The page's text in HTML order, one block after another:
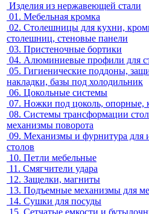
Изделия из нержавеющей стали
01. Мебельная кромка
02. Столешницы для кухни,
столешниц, стеновые панели
03. Пристеночные бортики
04. Алюминиевые профили для
05. Гигиенические поддоны,
накладки, базы под холодильник
06. Цокольные системы
07. Ножки под цоколь, опорные,
08. Системы трансформации
механизмы поворота
09. Механизмы и фурнитура для
столов
10. Петли мебельные
11. Смягчители удара
12. Защелки, магниты
13. Подъемные механизмы для
14. Сушки для посуды
15. Сетчатые емкости и